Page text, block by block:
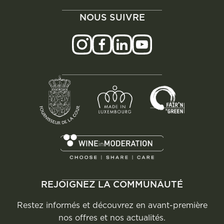
NOUS SUIVRE
REJOIGNEZ LA COMMUNAUTÉ
Restez informés et découvrez en avant-première
nos offres et nos actualités.